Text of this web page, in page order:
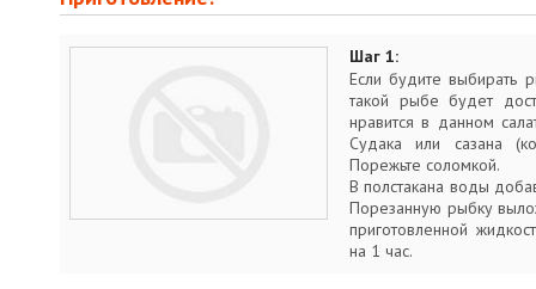
Шаг 1:
Если будите выбирать
такой рыбе будет
нравится в данном
Судака или сазана
Порежьте соломкой.
В полстакана воды
Порезанную рыбку
приготовленной
на 1 час.